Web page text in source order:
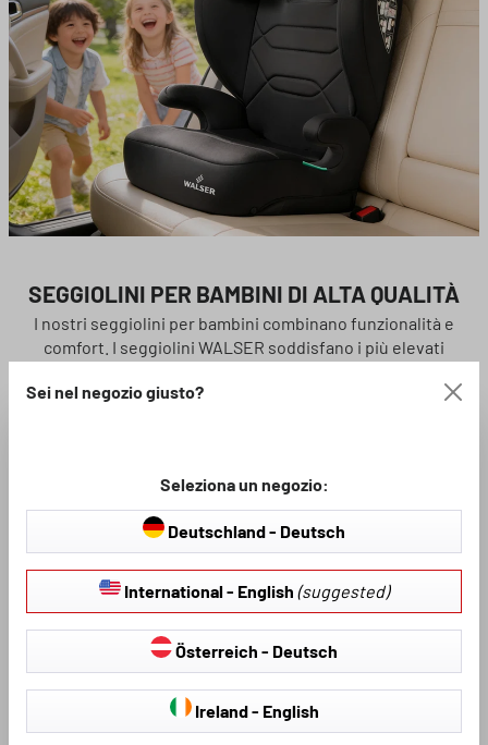
SEGGIOLINI PER BAMBINI DI ALTA QUALITÀ
I nostri seggiolini per bambini combinano funzionalità e
comfort. I seggiolini WALSER soddisfano i più elevati
Sei nel negozio giusto?
Seleziona un negozio:
Deutschland - Deutsch
International - English (suggested)
Österreich - Deutsch
Ireland - English